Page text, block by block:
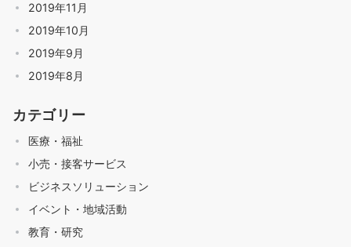
2019年11月
2019年10月
2019年9月
2019年8月
カテゴリー
医療・福祉
小売・接客サービス
ビジネスソリューション
イベント・地域活動
教育・研究